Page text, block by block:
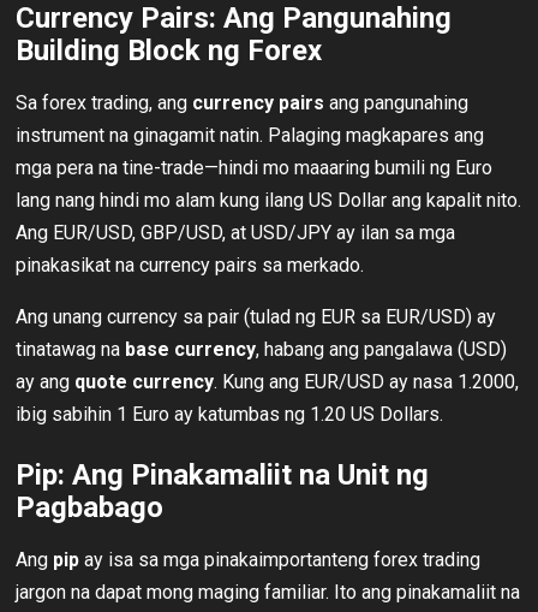
Currency Pairs: Ang Pangunahing
Building Block ng Forex
Sa forex trading, ang currency pairs ang pangunahing
instrument na ginagamit natin. Palaging magkapares ang
mga pera na tine-trade—hindi mo maaaring bumili ng Euro
lang nang hindi mo alam kung ilang US Dollar ang kapalit nito.
Ang EUR/USD, GBP/USD, at USD/JPY ay ilan sa mga
pinakasikat na currency pairs sa merkado.
Ang unang currency sa pair (tulad ng EUR sa EUR/USD) ay
tinatawag na base currency, habang ang pangalawa (USD)
ay ang quote currency. Kung ang EUR/USD ay nasa 1.2000,
ibig sabihin 1 Euro ay katumbas ng 1.20 US Dollars.
Pip: Ang Pinakamaliit na Unit ng
Pagbabago
Ang pip ay isa sa mga pinakaimportanteng forex trading
jargon na dapat mong maging familiar. Ito ang pinakamaliit na